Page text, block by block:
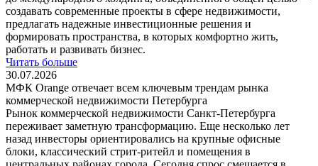
создавать современные проекты в сфере недвижимости,
предлагать надежные инвестиционные решения и
формировать пространства, в которых комфортно жить,
работать и развивать бизнес.
Читать больше
30.07.2026
МФК Orange отвечает всем ключевым трендам рынка
коммерческой недвижимости Петербурга
Рынок коммерческой недвижимости Санкт-Петербурга
переживает заметную трансформацию. Еще несколько лет
назад инвесторы ориентировались на крупные офисные
блоки, классический стрит-ритейл и помещения в